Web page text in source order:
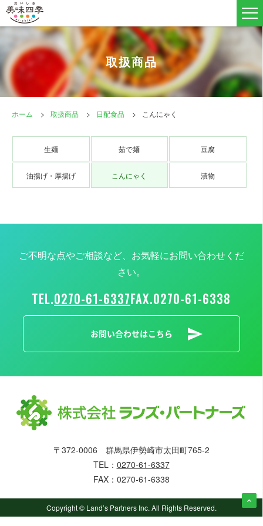
取扱商品
ホーム 取扱商品 日配食品 こんにゃく
生麺 茹で麺 豆腐
油揚げ・厚揚げ こんにゃく 漬物
ご不明な点やご相談など、お気軽にお問い合わせくだ
さい。
TEL.0270-61-6337FAX.0270-61-6338
お問い合わせはこちら
〒372-0006 群馬県伊勢崎市太田町765-2
TEL： 0270-61-6337
FAX：0270-61-6338
Copyright © Land’s Partners Inc. All Rights Reserved.